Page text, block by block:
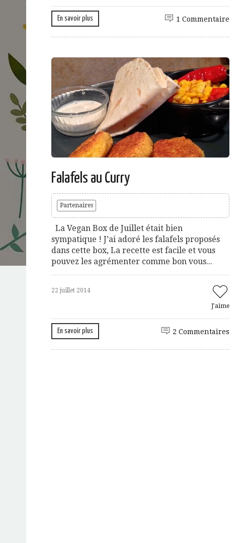
En savoir plus 1 Commentaire
Falafels au Curry
Partenaires
La Vegan Box de Juillet était bien
sympatique ! J’ai adoré les falafels proposés
dans cette box, La recette est facile et vous
pouvez les agrémenter comme bon vous...
22 juillet 2014
J'aime
En savoir plus 2 Commentaires